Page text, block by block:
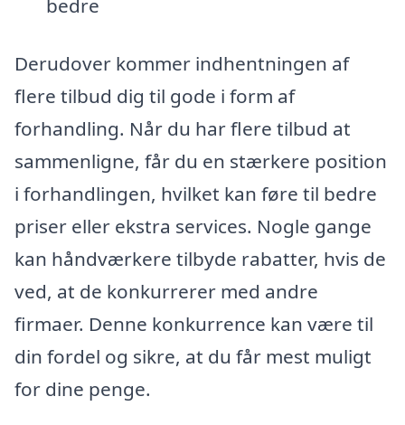
bedre
Derudover kommer indhentningen af
flere tilbud dig til gode i form af
forhandling. Når du har flere tilbud at
sammenligne, får du en stærkere position
i forhandlingen, hvilket kan føre til bedre
priser eller ekstra services. Nogle gange
kan håndværkere tilbyde rabatter, hvis de
ved, at de konkurrerer med andre
firmaer. Denne konkurrence kan være til
din fordel og sikre, at du får mest muligt
for dine penge.